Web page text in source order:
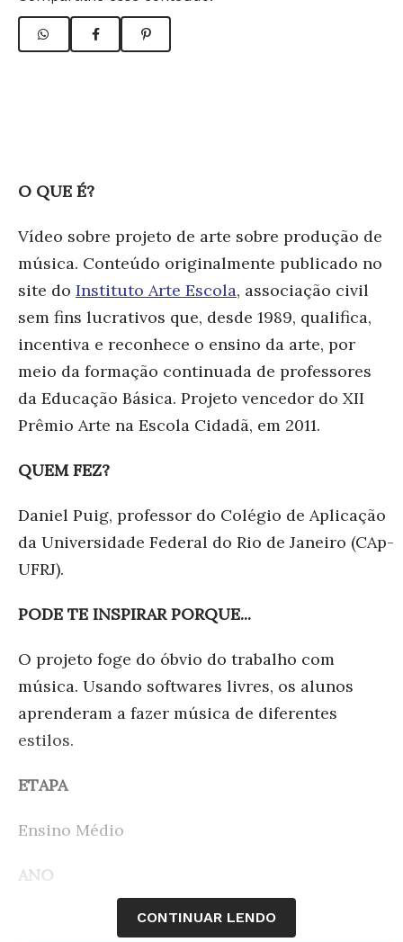
O QUE É?
Vídeo sobre projeto de arte sobre produção de
música. Conteúdo originalmente publicado no
site do Instituto Arte Escola, associação civil
sem fins lucrativos que, desde 1989, qualifica,
incentiva e reconhece o ensino da arte, por
meio da formação continuada de professores
da Educação Básica. Projeto vencedor do XII
Prêmio Arte na Escola Cidadã, em 2011.
QUEM FEZ?
Daniel Puig, professor do Colégio de Aplicação
da Universidade Federal do Rio de Janeiro (CAp-
UFRJ).
PODE TE INSPIRAR PORQUE...
O projeto foge do óbvio do trabalho com
música. Usando softwares livres, os alunos
aprenderam a fazer música de diferentes
estilos.
ETAPA
Ensino Médio
ANO
CONTINUAR LENDO